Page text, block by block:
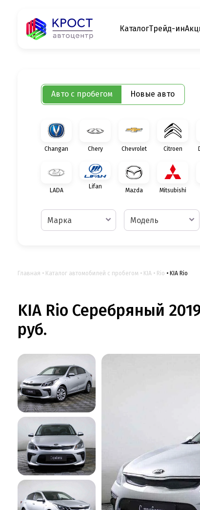
КаталогТрейд-ин
Авто с пробегом Новые авто
Changan Chery Chevrolet Citroen
LADA
Lifan
Mazda Mitsubishi
Марка Модель
Главная Каталог автомобилей с пробегом KIA Rio KIA Rio
KIA Rio Серебряный
руб.